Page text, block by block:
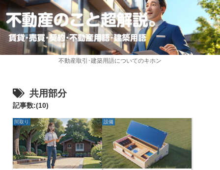
不動産取引･建築用語についてのキホン
共用部分
記事数:(10)
間取り 設備